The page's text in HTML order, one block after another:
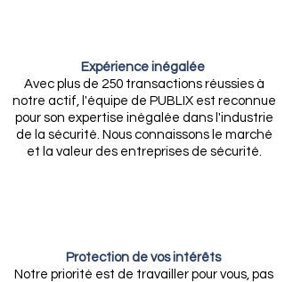
Expérience inégalée
Avec plus de 250 transactions réussies à
notre actif, l'équipe de PUBLIX est reconnue
pour son expertise inégalée dans l'industrie
de la sécurité. Nous connaissons le marché
et la valeur des entreprises de sécurité.
Protection de vos intérêts
Notre priorité est de travailler pour vous, pas